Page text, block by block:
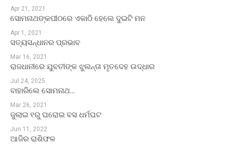
Apr 21, 2021
ସୋମନାଥଙ୍କପୀଠରେ ଏକାଠି ହେଲେ ଦୁଇଟି ମନ
Apr 1, 2021
ସତ୍ୟସନ୍ଧାନର ପ୍ରଭାବ
Mar 16, 2021
ରାଜଧାନୀରେ ଯୁବତୀଙ୍କ ଝୁଲନ୍ତା ମୃତଦେହ ଉଦ୍ଧାର
Jul 24, 2025
ବାହାରିଲେ ସୋମନାଥ…
Mar 26, 2021
ଜୁଲାଇ ୧ରୁ ଘରୋଇ ବସ ଧର୍ମଘଟ
Jun 11, 2022
ଆଜିର ରାଶିଫଳ